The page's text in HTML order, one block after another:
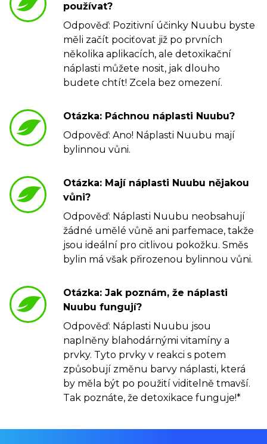
používat?
Odpověď: Pozitivní účinky Nuubu byste
měli začít pociťovat již po prvních
několika aplikacích, ale detoxikační
náplasti můžete nosit, jak dlouho
budete chtít! Zcela bez omezení.
Otázka: Páchnou náplasti Nuubu?
Odpověď: Ano! Náplasti Nuubu mají
bylinnou vůni.
Otázka: Mají náplasti Nuubu nějakou
vůni?
Odpověď: Náplasti Nuubu neobsahují
žádné umělé vůně ani parfemace, takže
jsou ideální pro citlivou pokožku. Směs
bylin má však přirozenou bylinnou vůni.
Otázka: Jak poznám, že náplasti
Nuubu fungují?
Odpověď: Náplasti Nuubu jsou
naplněny blahodárnými vitamíny a
prvky. Tyto prvky v reakci s potem
způsobují změnu barvy náplasti, která
by měla být po použití viditelně tmavší.
Tak poznáte, že detoxikace funguje!*